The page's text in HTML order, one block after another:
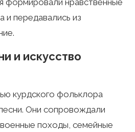
передавались из
и искусство
курдского фольклора
Они сопровождали
походы, семейные